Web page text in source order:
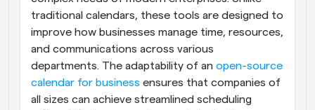
Dynamische Gruppenlinks
Nahtlos Meetings mit mehreren Personen buchen
Webhooks
Erhalten Sie eine Benachrichtigung, wenn etwas
passiert
traditional calendars, these tools are designed to
improve how businesses manage time, resources,
and communications across various
departments. The adaptability of an open-source
calendar for business ensures that companies of
all sizes can achieve streamlined scheduling